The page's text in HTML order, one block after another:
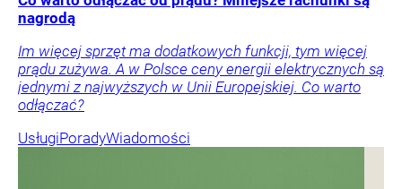
nagrodą
Im więcej sprzęt ma dodatkowych funkcji, tym więcej
prądu zużywa. A w Polsce ceny energii elektrycznych są
jednymi z najwyższych w Unii Europejskiej. Co warto
odłączać?
UsługiPoradyWiadomości